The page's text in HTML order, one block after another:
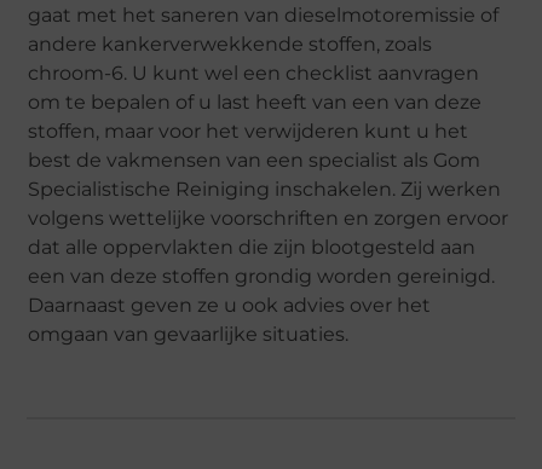
gaat met het saneren van dieselmotoremissie of
andere kankerverwekkende stoffen, zoals
chroom-6. U kunt wel een checklist aanvragen
om te bepalen of u last heeft van een van deze
stoffen, maar voor het verwijderen kunt u het
best de vakmensen van een specialist als Gom
Specialistische Reiniging inschakelen. Zij werken
volgens wettelijke voorschriften en zorgen ervoor
dat alle oppervlakten die zijn blootgesteld aan
een van deze stoffen grondig worden gereinigd.
Daarnaast geven ze u ook advies over het
omgaan van gevaarlijke situaties.